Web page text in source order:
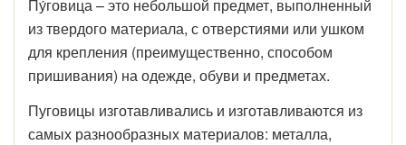
Пу́говица – это небольшой предмет, выполненный
из твердого материала, с отверстиями или ушком
для крепления (преимущественно, способом
пришивания) на одежде, обуви и предметах.
Пуговицы изготавливались и изготавливаются из
самых разнообразных материалов: металла,